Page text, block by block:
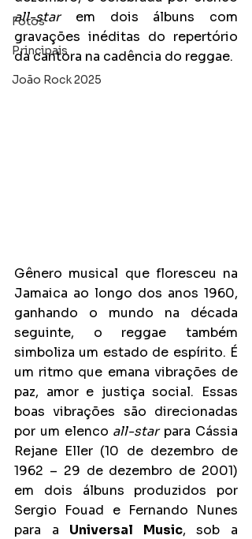
Fotos
Principais
João Rock 2025
all-star em dois álbuns com
gravações inéditas do repertório
da cantora na cadência do reggae.
Gênero musical que floresceu na
Jamaica ao longo dos anos 1960,
ganhando o mundo na década
seguinte, o reggae também
simboliza um estado de espírito. É
um ritmo que emana vibrações de
paz, amor e justiça social. Essas
boas vibrações são direcionadas
por um elenco all-star para Cássia
Rejane Eller (10 de dezembro de
1962 – 29 de dezembro de 2001)
em dois álbuns produzidos por
Sergio Fouad e Fernando Nunes
para a Universal Music, sob a